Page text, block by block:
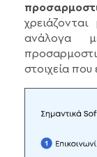
χρειάζονται
ανάλογα
στοιχεία που